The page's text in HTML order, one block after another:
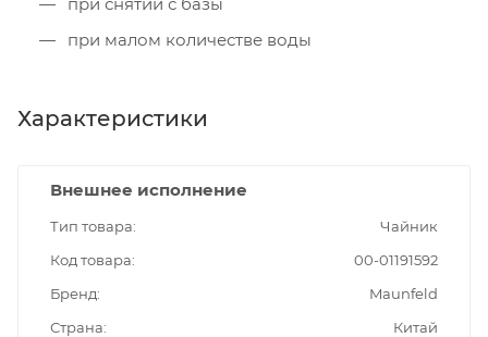
при малом количестве воды
Характеристики
Внешнее исполнение
Тип товара
Чайник
Код товара
00-01191592
Бренд
Maunfeld
Страна
Китай